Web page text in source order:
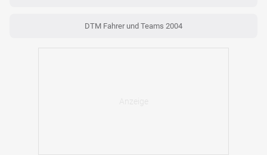
DTM Fahrer und Teams 2004